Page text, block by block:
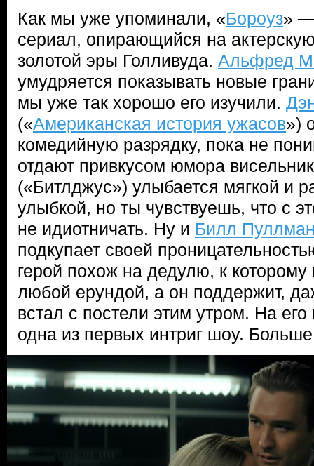
Как мы уже упоминали, «Бороуз»
сериал, опирающийся на
золотой эры Голливуда. Альфред
умудряется показывать новые
мы уже так хорошо его изучили.
(«Американская история ужасов»)
комедийную разрядку, пока не
отдают привкусом юмора
(«Битлджус») улыбается мягкой и
улыбкой, но ты чувствуешь, что с
не идиотничать. Ну и Билл
подкупает своей
герой похож на дедулю, к
любой ерундой, а он поддержит,
встал с постели этим утром. На
одна из первых интриг шоу.